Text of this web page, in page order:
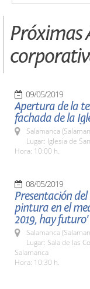
Próximas
09/05/2019
Apertura de la
fachada de la
Salamanca
Lugar: Iglesia de
Hora: 10:00 h.
08/05/2019
Presentación
pintura en el
2019, hay futuro'
Salamanca
Lugar: Sala de las
Salamanca
Hora: 10:30 h.